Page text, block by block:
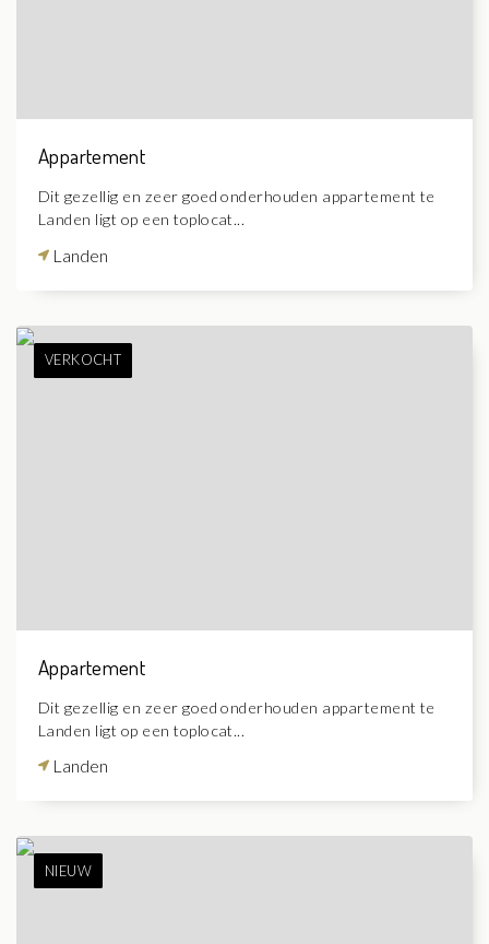
Appartement
Dit gezellig en zeer goed onderhouden appartement te
Landen ligt op een toplocat...
Landen
VERKOCHT
Appartement
Dit gezellig en zeer goed onderhouden appartement te
Landen ligt op een toplocat...
Landen
NIEUW